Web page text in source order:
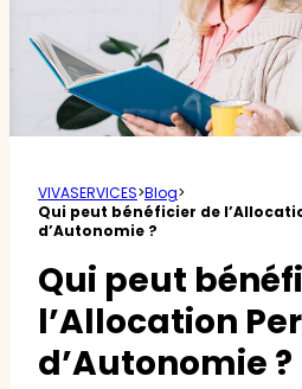
VIVASERVICES>Blog>
Qui peut bénéficier de
d’Autonomie ?
Qui peut
l’Allocation
d’Autonomie ?